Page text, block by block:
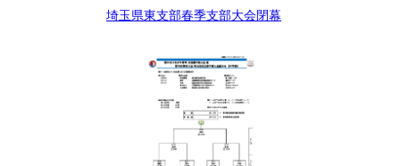
埼玉県東支部春季支部大会閉幕